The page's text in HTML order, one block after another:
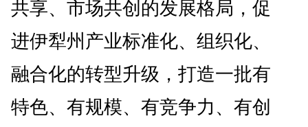
共享、市场共创的发展格局，促
进伊犁州产业标准化、组织化、
融合化的转型升级，打造一批有
特色、有规模、有竞争力、有创